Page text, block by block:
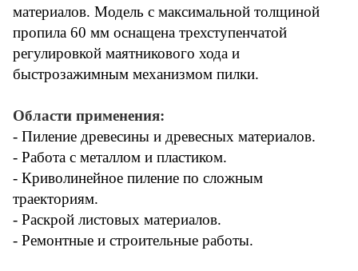
материалов. Модель с максимальной толщиной
пропила 60 мм оснащена трехступенчатой
регулировкой маятникового хода и
быстрозажимным механизмом пилки.
Области применения:
- Пиление древесины и древесных материалов.
- Работа с металлом и пластиком.
- Криволинейное пиление по сложным
траекториям.
- Раскрой листовых материалов.
- Ремонтные и строительные работы.